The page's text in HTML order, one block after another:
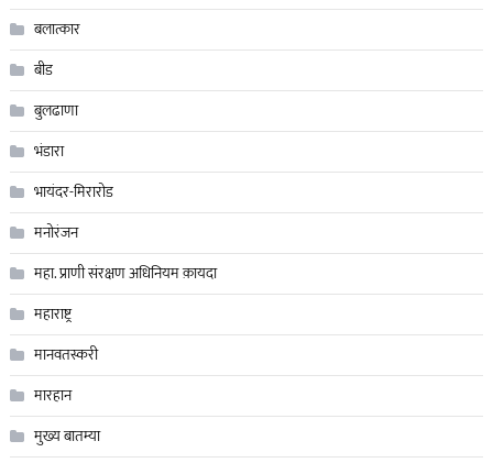
बलात्कार
बीड
बुलढाणा
भंडारा
भायंदर-मिरारोड
मनोरंजन
महा. प्राणी संरक्षण अधिनियम क़ायदा
महाराष्ट्र
मानवतस्करी
मारहान
मुख्य बातम्या